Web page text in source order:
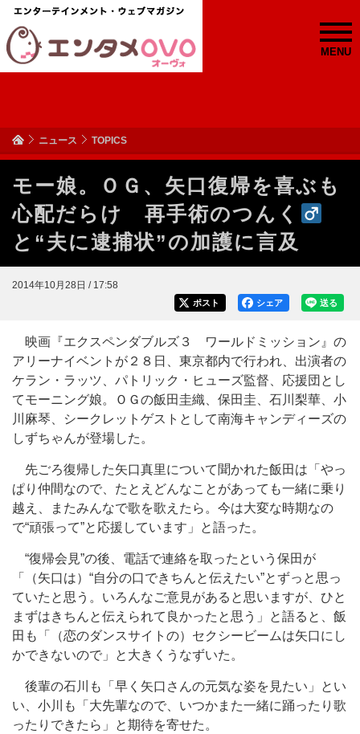
MENU
ニュース TOPICS
モー娘。ＯＧ、矢口復帰を喜ぶも
心配だらけ 再手術のつんく
と“夫に逮捕状”の加護に言及
2014年10月28日 / 17:58
送る
シェア
ポスト
映画『エクスペンダブルズ３ ワールドミッション』の
アリーナイベントが２８日、東京都内で行われ、出演者の
ケラン・ラッツ、パトリック・ヒューズ監督、応援団とし
てモーニング娘。ＯＧの飯田圭織、保田圭、石川梨華、小
川麻琴、シークレットゲストとして南海キャンディーズの
しずちゃんが登場した。
先ごろ復帰した矢口真里について聞かれた飯田は「やっ
ぱり仲間なので、たとえどんなことがあっても一緒に乗り
越え、またみんなで歌を歌えたら。今は大変な時期なの
で“頑張って”と応援しています」と語った。
“復帰会見”の後、電話で連絡を取ったという保田が
「（矢口は）“自分の口できちんと伝えたい”とずっと思っ
ていたと思う。いろんなご意見があると思いますが、ひと
まずはきちんと伝えられて良かったと思う」と語ると、飯
田も「（恋のダンスサイトの）セクシービームは矢口にし
かできないので」と大きくうなずいた。
後輩の石川も「早く矢口さんの元気な姿を見たい」とい
い、小川も「大先輩なので、いつかまた一緒に踊ったり歌
ったりできたら」と期待を寄せた。